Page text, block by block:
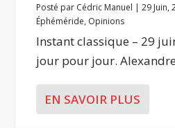
Posté par Cédric Manuel |29 Juin,
Éphéméride, Opinions
Instant classique – 29
jour pour jour.
EN SAVOIR PLUS